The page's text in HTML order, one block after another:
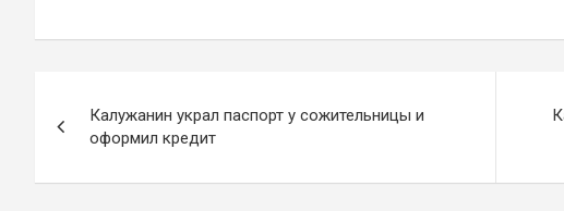
по
записям
Калужанин украл паспорт у сожительницы и
оформил кредит